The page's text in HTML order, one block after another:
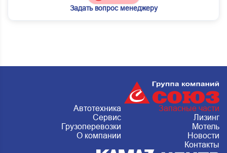
Задать вопрос менеджеру
Автотехника
Запасные части
Сервис
Лизинг
Грузоперевозки
Мотель
О компании
Новости
Контакты